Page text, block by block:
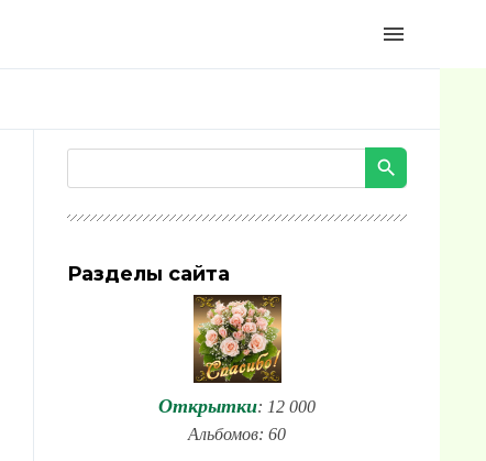
menu
Разделы сайта
Открытки: 12 000
Альбомов: 60